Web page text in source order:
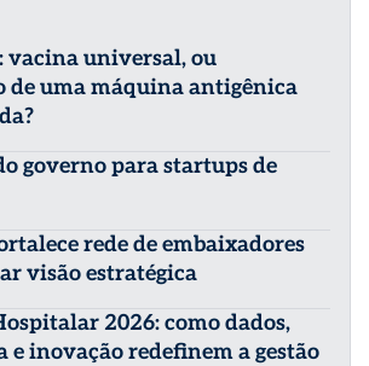
vacina universal, ou
de uma máquina antigênica
governo para startups de
rede de embaixadores
visão estratégica
2026: como dados,
e inovação redefinem a gestão